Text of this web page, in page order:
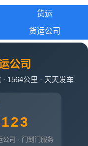
货运
货运公司
公司
1564公里 · 天天发车
公司 · 门到门服务